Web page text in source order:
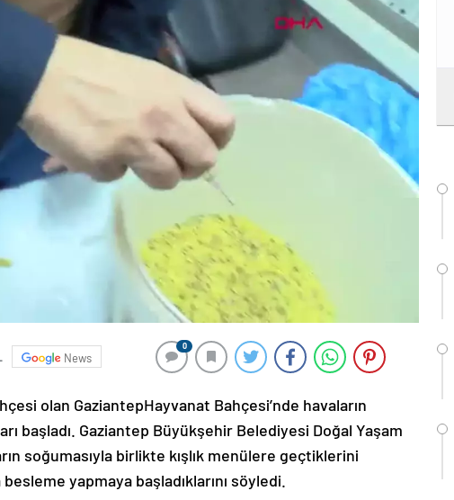
News
0
olan GaziantepHayvanat Bahçesi’nde havaların
başladı. Gaziantep Büyükşehir Belediyesi Doğal Yaşam
soğumasıyla birlikte kışlık menülere geçtiklerini
yapmaya başladıklarını söyledi.